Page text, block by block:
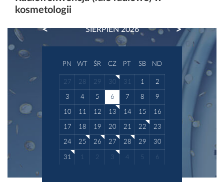
kosmetologii
SIERPIEŃ 2026
PREVIOUS NEXT
PN WT ŚR CZ PT SB ND
27 28 29 30 31 1 2
3 4 5 6 7 8 9
10 11 12 13 14 15 16
17 18 19 20 21 22 23
24 25 26 27 28 29 30
31 1 2 3 4 5 6